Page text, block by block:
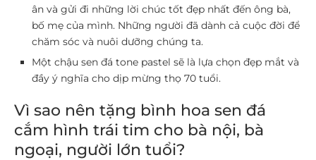
ân và gửi đi những lời chúc tốt đẹp nhất đến ông bà,
bố mẹ của mình. Những người đã dành cả cuộc đời để
chăm sóc và nuôi dưỡng chúng ta.
Một chậu sen đá tone pastel sẽ là lựa chọn đẹp mắt và
đầy ý nghĩa cho dịp mừng thọ 70 tuổi.
Vì sao nên tặng bình hoa sen đá
cắm hình trái tim cho bà nội, bà
ngoại, người lớn tuổi?